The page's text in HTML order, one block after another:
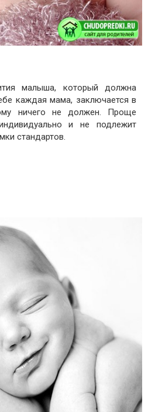
малыша, который должна
каждая мама, заключается в
ничего не должен. Проще
и не подлежит
стандартов.